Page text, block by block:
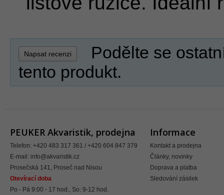
Napsat recenzi
Podělte se
tento produkt.
PEUKER Akvaristik, prodejna
Telefon: +420 483 317 361 / +420 604 847 379
E-mail: info@akvaristik.cz
Prosečská 141, Proseč nad Nisou
Otevírací doba
Po - Pá 9:00 - 17 hod., So: 9-12 hod.
Informace
Kontakt a prodejna
Články, novinky
Doprava a platba
Sledování zásilek